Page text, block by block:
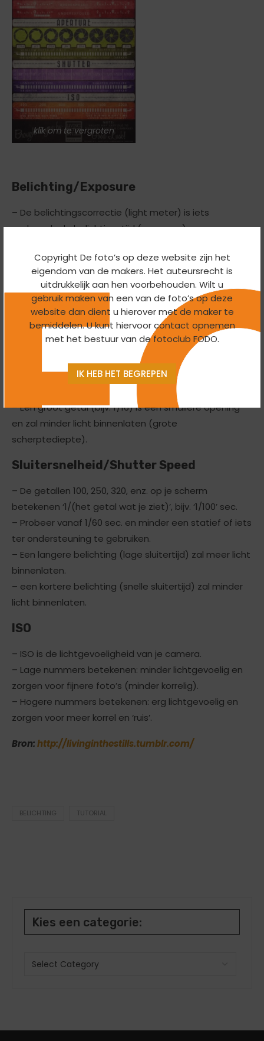
Copyright De foto’s op deze website zijn het
eigendom van de makers. Het auteursrecht is
uitdrukkelijk aan hen voorbehouden. Wilt u
gebruik maken van een van de foto’s op deze
website dan dient u hierover met de maker te
bemiddelen. U kunt hiervoor contact opnemen
met het bestuur van de fotoclub FODO.
IK HEB HET BEGREPEN
klik om te vergroten
Belichting/Exposure
– De belichtingscorrectie (light meter) is iets
anders als de belichtingstijd (exposure).
de perfecte instelling, maar wijk er niet teveel vanaf.
Aanpassen naar je eigen smaak.
– Een positief getal in je belichtingscorrectie zal je
foto’s lichter maken.
– Een negatief getal maakt je foto’s donkerder.
– Een klein getal (bijv. f/1.4) is een grotere opening en
zal meer licht binnenlaten (kleine scherptediepte).
– Een groot getal (bijv. f/16) is een smallere opening
en zal minder licht binnenlaten (grote
scherptediepte).
Sluitersnelheid/Shutter Speed
– De getallen 100, 250, 320, enz. op je scherm
betekenen ‘1/(het getal wat je ziet)’, bijv. ‘1/100’ sec.
– Probeer vanaf 1/60 sec. en minder een statief of iets
ter ondersteuning te gebruiken.
– Een langere belichting (lage sluitertijd) zal meer licht
binnenlaten.
– een kortere belichting (snelle sluitertijd) zal minder
licht binnenlaten.
ISO
– ISO is de lichtgevoeligheid van je camera.
– Lage nummers betekenen: minder lichtgevoelig en
zorgen voor fijnere foto’s (minder korrelig).
– Hogere nummers betekenen: erg lichtgevoelig en
zorgen voor meer korrel en ‘ruis’.
Bron:http://livinginthestills.tumblr.com/
BELICHTING TUTORIAL
Kies een categorie: